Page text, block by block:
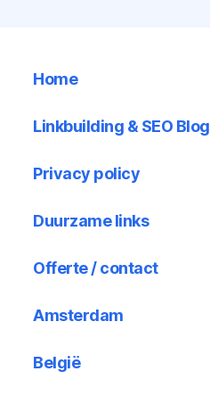
Home
Linkbuilding & SEO Blog
Privacy policy
Duurzame links
Offerte / contact
Amsterdam
België